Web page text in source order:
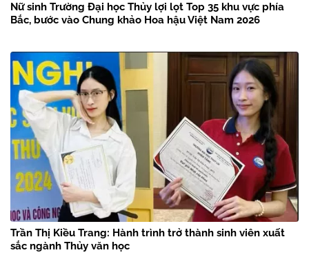
Nữ sinh Trường Đại học Thủy lợi lọt Top 35 khu vực phía
Bắc, bước vào Chung khảo Hoa hậu Việt Nam 2026
Trần Thị Kiều Trang: Hành trình trở thành sinh viên xuất
sắc ngành Thủy văn học